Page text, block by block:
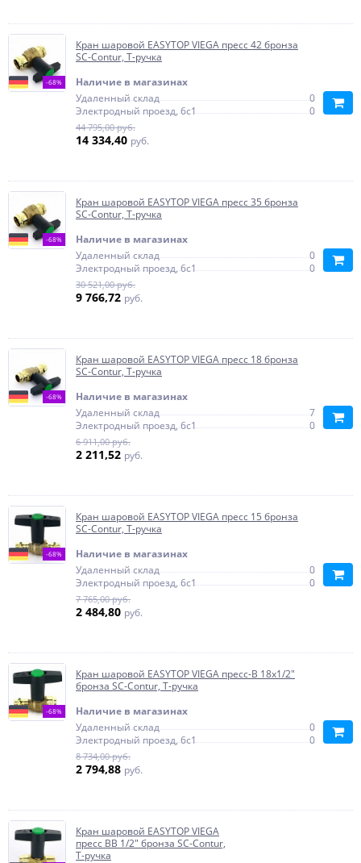
-68%
Кран шаровой EASYTOP VIEGA пресс 42 бронза
SC-Contur, Т-ручка
Наличие в магазинах
Удаленный склад
0
Электродный проезд, 6с1
0
44 795,00 руб.
14 334,40 руб.
-68%
Кран шаровой EASYTOP VIEGA пресс 35 бронза
SC-Contur, Т-ручка
Наличие в магазинах
Удаленный склад
0
Электродный проезд, 6с1
0
30 521,00 руб.
9 766,72 руб.
-68%
Кран шаровой EASYTOP VIEGA пресс 18 бронза
SC-Contur, Т-ручка
Наличие в магазинах
Удаленный склад
7
Электродный проезд, 6с1
0
6 911,00 руб.
2 211,52 руб.
-68%
Кран шаровой EASYTOP VIEGA пресс 15 бронза
SC-Contur, Т-ручка
Наличие в магазинах
Удаленный склад
0
Электродный проезд, 6с1
0
7 765,00 руб.
2 484,80 руб.
-68%
Кран шаровой EASYTOP VIEGA пресс-В 18х1/2"
бронза SC-Contur, Т-ручка
Наличие в магазинах
Удаленный склад
0
Электродный проезд, 6с1
0
8 734,00 руб.
2 794,88 руб.
Кран шаровой EASYTOP VIEGA
пресс ВВ 1/2" бронза SC-Contur,
Т-ручка